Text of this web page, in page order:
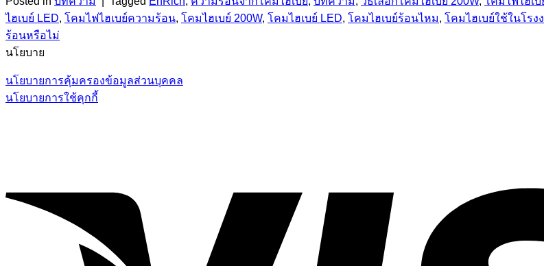
ไฮเบย์ LED, โคมไฟไฮเบย์ความร้อน, โคมไฮเบย์ 200W, โคมไฮเบย์ LED, โคมไฮเบย์ร้อนไหม, โคมไฮเบย์ใช้ในโรง
ร้อนหรือไม่
นโยบาย
นโยบายการคุ้มครองข้อมูลส่วนบุคคล
นโยบายการใช้คุกกี้